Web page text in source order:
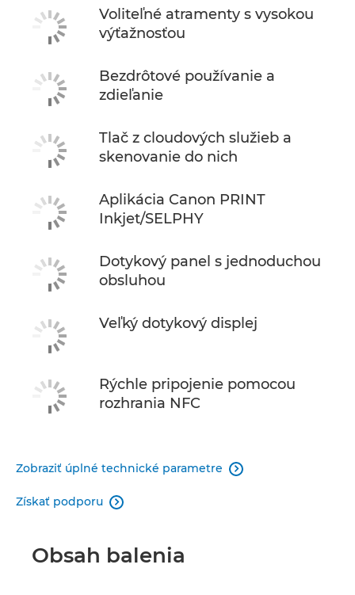
Voliteľné atramenty s vysokou
výťažnosťou
Bezdrôtové používanie a
zdieľanie
Tlač z cloudových služieb a
skenovanie do nich
Aplikácia Canon PRINT
Inkjet/SELPHY
Dotykový panel s jednoduchou
obsluhou
Veľký dotykový displej
Rýchle pripojenie pomocou
rozhrania NFC
Zobraziť úplné technické parametre 
Získať podporu 
Obsah balenia